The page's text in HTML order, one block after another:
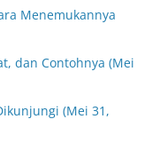
Menemukannya
dan Contohnya (Mei
(Mei 31,